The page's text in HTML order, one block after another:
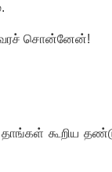
வரச் சொன்னேன்!
கூறிய